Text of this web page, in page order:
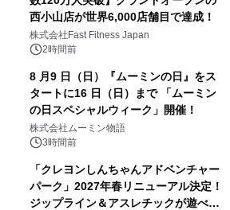
西小山店が世界6,000店舗目で達成！
株式会社Fast Fitness Japan
2時間前
8 月9 日（日）『ムーミンの日』をス
タートに16 日（日）まで 「ムーミン
の日スペシャルウィーク」開催！
株式会社ムーミン物語
3時間前
「クレヨンしんちゃんアドベンチャー
パーク」2027年春リニューアル決定！
ジップライン＆アスレチックが遊べる